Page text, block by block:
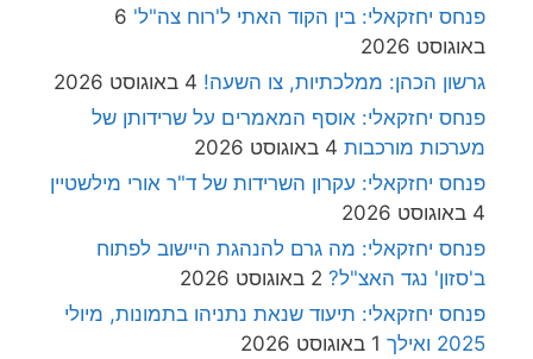
פנחס יחזקאלי: בין הקוד האתי ל'רוח צה"ל' 6
באוגוסט 2026
גרשון הכהן: ממלכתיות, צו השעה! 4 באוגוסט 2026
פנחס יחזקאלי: אוסף המאמרים על שרידותן של
מערכות מורכבות 4 באוגוסט 2026
פנחס יחזקאלי: עקרון השרידות של ד"ר אורי מילשטיין
4 באוגוסט 2026
פנחס יחזקאלי: מה גרם להנהגת היישוב לפתוח
ב'סזון' נגד האצ"ל? 2 באוגוסט 2026
פנחס יחזקאלי: תיעוד שנאת נתניהו בתמונות, מיולי
2025 ואילך
1 באוגוסט 2026